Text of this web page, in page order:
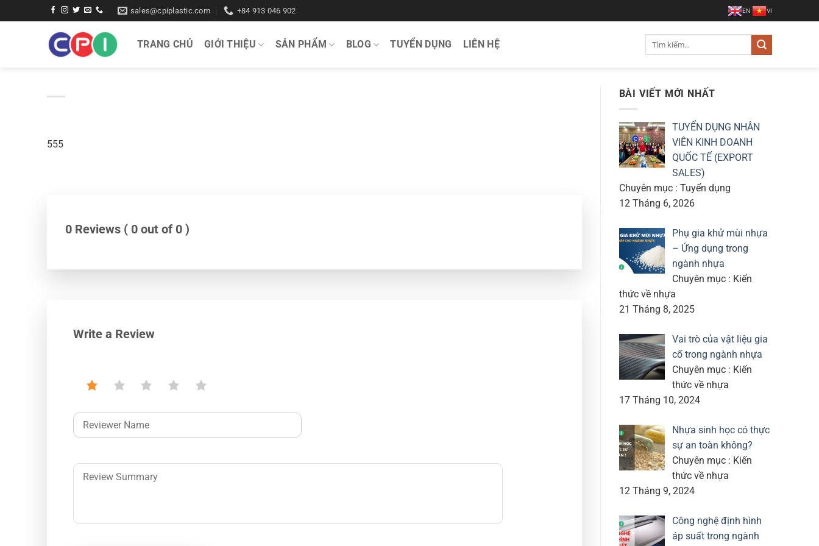
qua
sales@cpiplastic.com +84 913 046 902 EN VI
TRANG CHỦ GIỚI THIỆU SẢN PHẨM BLOG TUYỂN DỤNG LIÊN HỆ
555
0 Reviews ( 0 out of 0 )
Write a Review
BÀI VIẾT MỚI NHẤT
TUYỂN DỤNG NHÂN
VIÊN KINH DOANH
QUỐC TẾ (EXPORT
SALES)
Chuyên mục : Tuyển dụng
12 Tháng 6, 2026
Phụ gia khử mùi nhựa
– Ứng dụng trong
ngành nhựa
Chuyên mục : Kiến
thức về nhựa
21 Tháng 8, 2025
Vai trò của vật liệu gia
cố trong ngành nhựa
Chuyên mục : Kiến
thức về nhựa
17 Tháng 10, 2024
Nhựa sinh học có thực
sự an toàn không?
Chuyên mục : Kiến
thức về nhựa
12 Tháng 9, 2024
Công nghệ định hình
áp suất trong ngành